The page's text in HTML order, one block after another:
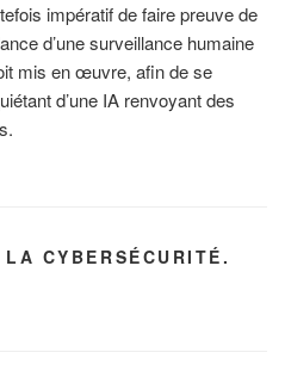
impératif de faire preuve de
d’une surveillance humaine
mis en œuvre, afin de se
d’une IA renvoyant des
CYBERSÉCURITÉ.